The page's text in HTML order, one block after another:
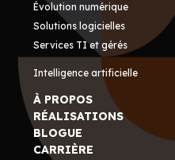
Évolution numérique
Solutions logicielles
Services TI et gérés
Intelligence artificielle
À PROPOS
RÉALISATIONS
BLOGUE
CARRIÈRE